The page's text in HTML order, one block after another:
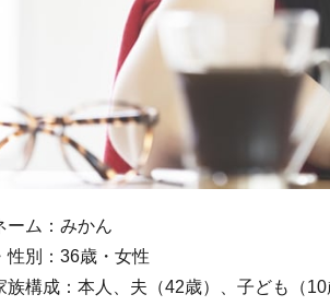
ーム：みかん
性別：36歳・女性
族構成：本人、夫（42歳）、子ども（